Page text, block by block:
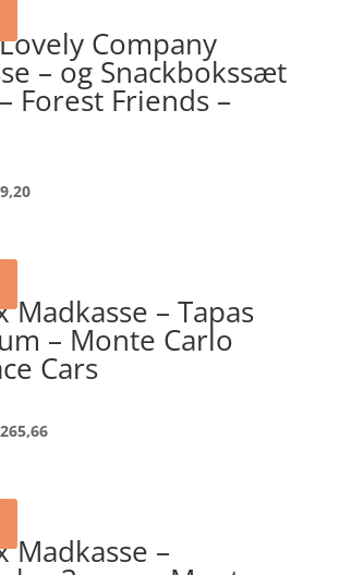
Company
– og Snackbokssæt
Forest Friends –
Den
Madkasse – Tapas
– Monte Carlo
Cars
265,66Den
Madkasse –